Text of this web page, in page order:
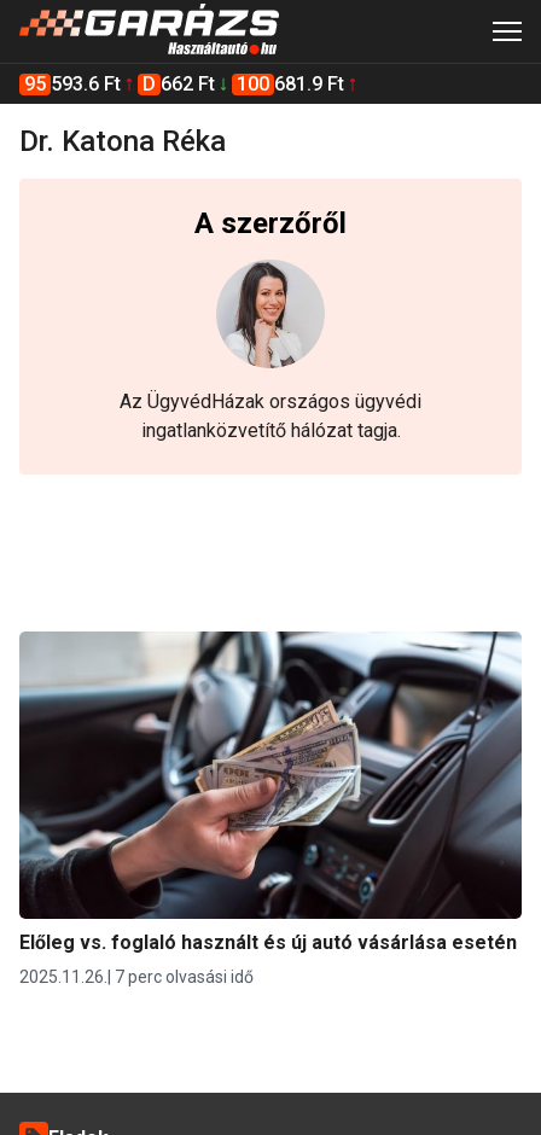
95 593.6 Ft D 662 Ft 100 681.9 Ft
Dr. Katona Réka
A szerzőről
Az ÜgyvédHázak országos ügyvédi
ingatlanközvetítő hálózat tagja.
Előleg vs. foglaló használt és új autó vásárlása esetén
2025.11.26. 7 perc olvasási idő